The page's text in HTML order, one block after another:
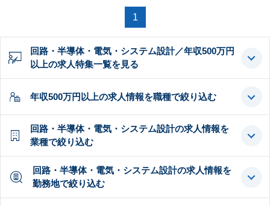
1
回路・半導体・電気・システム設計／年収500万円
以上の求人特集一覧を見る
年収500万円以上の求人情報を職種で絞り込む
回路・半導体・電気・システム設計の求人情報を
業種で絞り込む
回路・半導体・電気・システム設計の求人情報を
勤務地で絞り込む